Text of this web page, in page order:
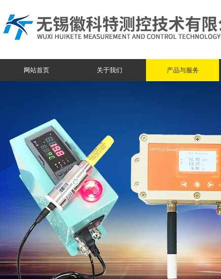
网站首页 关于我们 产品与服务